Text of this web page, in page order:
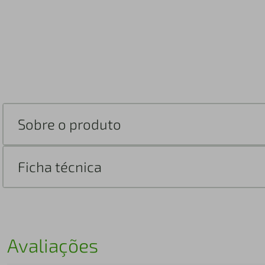
Sobre o produto
Ficha técnica
Avaliações